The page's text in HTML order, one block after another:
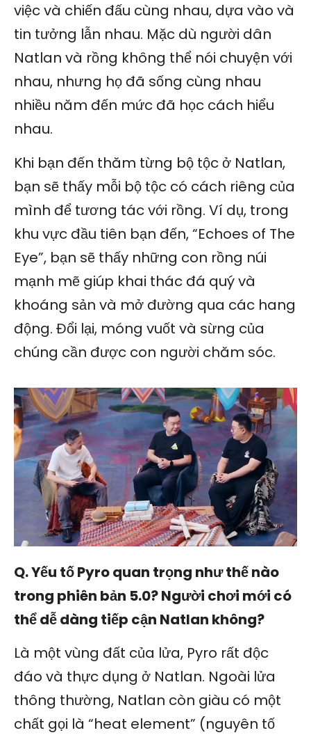
việc và chiến đấu cùng nhau, dựa vào và
tin tưởng lẫn nhau. Mặc dù người dân
Natlan và rồng không thể nói chuyện với
nhau, nhưng họ đã sống cùng nhau
nhiều năm đến mức đã học cách hiểu
nhau.
Khi bạn đến thăm từng bộ tộc ở Natlan,
bạn sẽ thấy mỗi bộ tộc có cách riêng của
mình để tương tác với rồng. Ví dụ, trong
khu vực đầu tiên bạn đến, “Echoes of The
Eye”, bạn sẽ thấy những con rồng núi
mạnh mẽ giúp khai thác đá quý và
khoáng sản và mở đường qua các hang
động. Đổi lại, móng vuốt và sừng của
chúng cần được con người chăm sóc.
Q. Yếu tố Pyro quan trọng như thế nào
trong phiên bản 5.0? Người chơi mới có
thể dễ dàng tiếp cận Natlan không?
Là một vùng đất của lửa, Pyro rất độc
đáo và thực dụng ở Natlan. Ngoài lửa
thông thường, Natlan còn giàu có một
chất gọi là “heat element” (nguyên tố